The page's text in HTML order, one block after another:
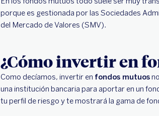
porque es gestionada por las Sociedades
del Mercado de Valores (SMV).
¿Cómo invertir en
Como decíamos, invertir en fondos mutuos
una institución bancaria para aportar en un
tu perfil de riesgo y te mostrará la gama de